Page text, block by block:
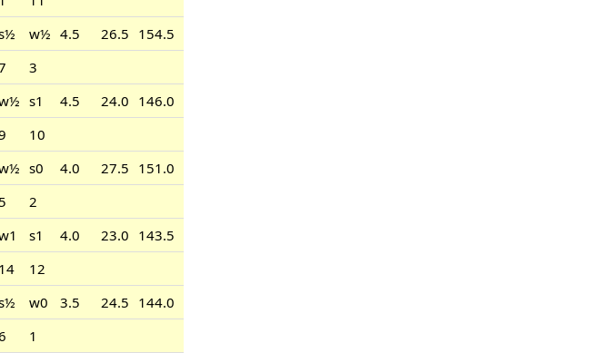
w½ 4.5 26.5 154.5
3
s1 4.5 24.0 146.0
10
s0 4.0 27.5 151.0
5
2
s1 4.0 23.0 143.5
14
12
w0 3.5 24.5 144.0
1